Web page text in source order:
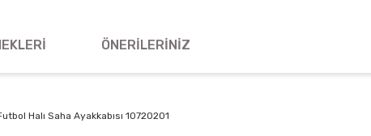
ÖNERILERINIZ
Halı Saha Ayakkabısı 10720201